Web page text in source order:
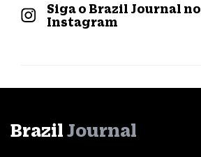
Siga o Brazil Journal no
Instagram
Brazil Journal